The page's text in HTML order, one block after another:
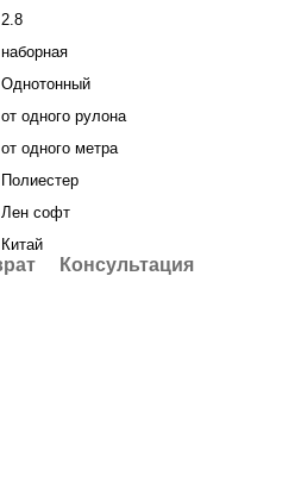
2.8
наборная
Однотонный
от одного рулона
от одного метра
Полиестер
Лен софт
Китай
Консультация